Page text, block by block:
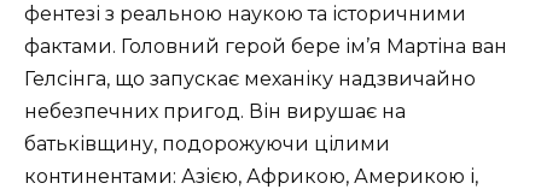
фентезі з реальною наукою та історичними
фактами. Головний герой бере ім’я Мартіна ван
Гелсінга, що запускає механіку надзвичайно
небезпечних пригод. Він вирушає на
батьківщину, подорожуючи цілими
континентами: Азією, Африкою, Америкою і,